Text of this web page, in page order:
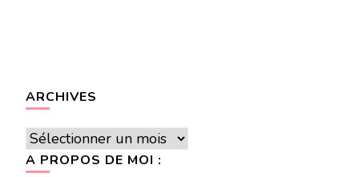
ARCHIVES
Archives
A PROPOS DE MOI :